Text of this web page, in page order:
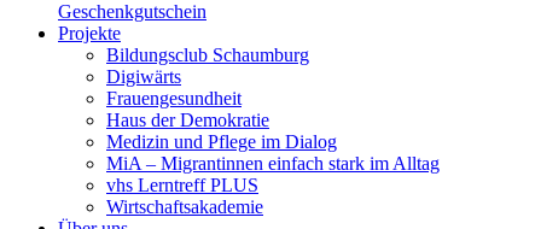
Geschenkgutschein
Projekte
Bildungsclub Schaumburg
Digiwärts
Frauengesundheit
Haus der Demokratie
Medizin und Pflege im Dialog
MiA – Migrantinnen einfach stark im Alltag
vhs Lerntreff PLUS
Wirtschaftsakademie